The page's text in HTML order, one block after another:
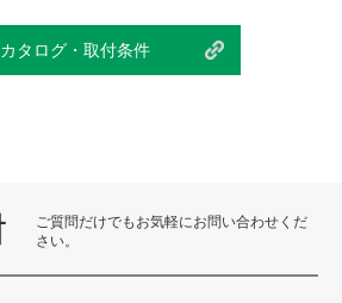
カタログ・取付条件
ご質問だけでもお気軽にお問い合わせくだ
さい。